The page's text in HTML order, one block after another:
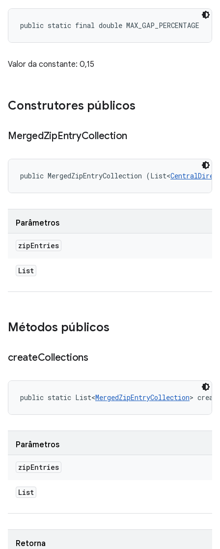
public static final double MAX_GAP_PERCENTAGE
Valor da constante: 0,15
Construtores públicos
MergedZipEntryCollection
public MergedZipEntryCollection (List<
Parâmetros
zipEntries
List
Métodos públicos
createCollections
public static List<MergedZipEntryCollection>
Parâmetros
zipEntries
List
Retorna